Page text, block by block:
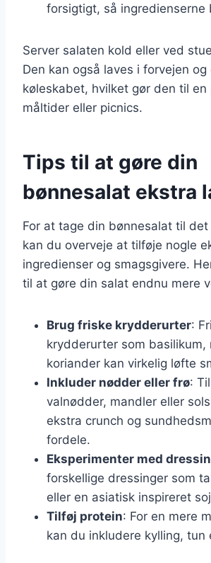
forsigtigt, så ingredienserne
Server salaten kold eller ved
Den kan også laves i forvejen og
køleskabet, hvilket gør den til
måltider eller picnics.
Tips til at gøre din
bønnesalat ekstra
For at tage din bønnesalat til
kan du overveje at tilføje nogle
ingredienser og smagsgivere.
til at gøre din salat endnu mere
Brug friske krydderurter:
krydderurter som basilikum,
koriander kan virkelig løfte
Inkluder nødder eller frø:
valnødder, mandler eller
ekstra crunch og
fordele.
Eksperimenter med
forskellige dressinger som
eller en asiatisk inspireret
Tilføj protein: For en mere
kan du inkludere kylling,